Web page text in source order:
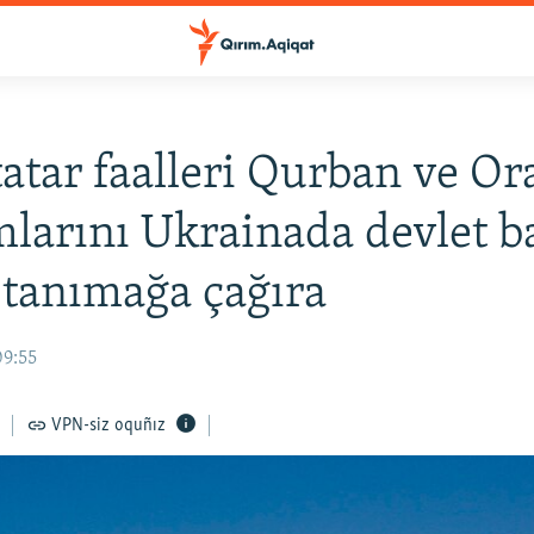
faalleri Qurban ve
Ukrainada devlet
çağıra
VPN-siz oquñız